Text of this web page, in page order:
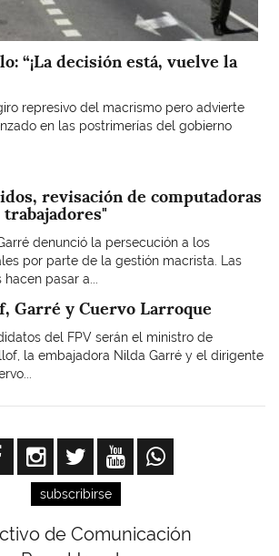
“¡La decisión está, vuelve la
represivo del macrismo pero advierte
en las postrimerías del gobierno
revisación de computadoras
denunció la persecución a los
por parte de la gestión macrista. Las
pasar a...
Garré y Cuervo Larroque
del FPV serán el ministro de
la embajadora Nilda Garré y el dirigente
subscribirse
de Comunicación